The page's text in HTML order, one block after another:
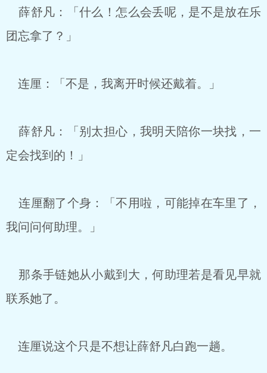
薛舒凡：「什么！怎么会丢呢，是不是放在乐
团忘拿了？」
连厘：「不是，我离开时候还戴着。」
薛舒凡：「别太担心，我明天陪你一块找，一
定会找到的！」
连厘翻了个身：「不用啦，可能掉在车里了，
我问问何助理。」
那条手链她从小戴到大，何助理若是看见早就
联系她了。
连厘说这个只是不想让薛舒凡白跑一趟。